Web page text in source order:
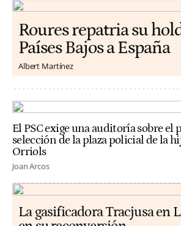
Roures repatria su
Países Bajos a España
Albert Martínez
El PSC exige una auditoría sobre el
selección de la plaza policial de la
Orriols
Joan Arcos
La gasificadora Tracjusa en